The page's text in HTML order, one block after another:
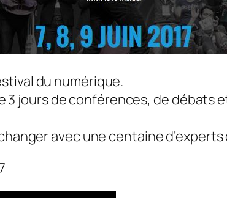
du numérique.
jours de conférences, de débats
avec une centaine d’experts